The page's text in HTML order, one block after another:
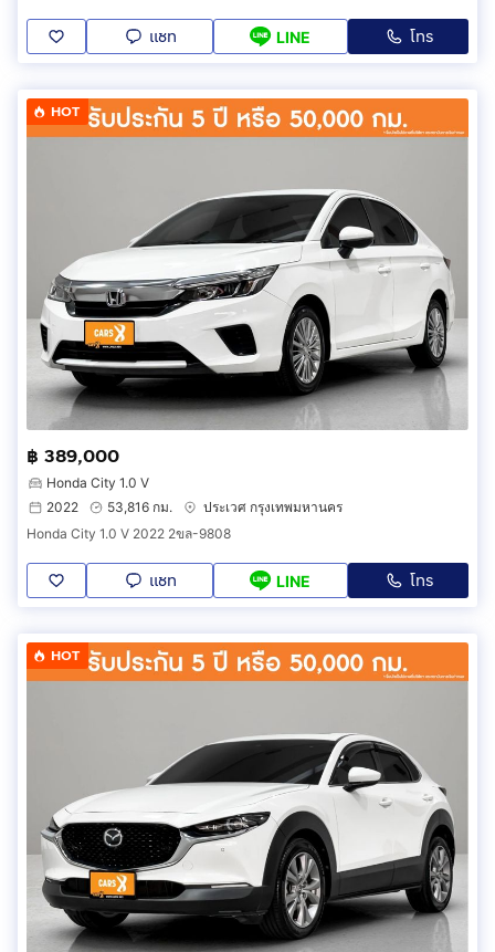
แชท LINE โทร
HOT
฿ 389,000
Honda City 1.0 V
2022
53,816 กม.
ประเวศ กรุงเทพมหานคร
Honda City 1.0 V 2022 2ขล-9808
แชท LINE โทร
HOT